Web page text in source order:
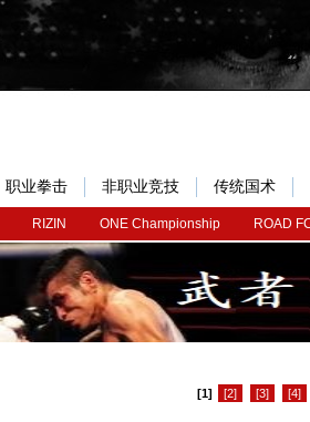
RIZIN ONE Championship ROAD
职业拳击 非职业竞技 传统国术
[1] [2] [3] [4]